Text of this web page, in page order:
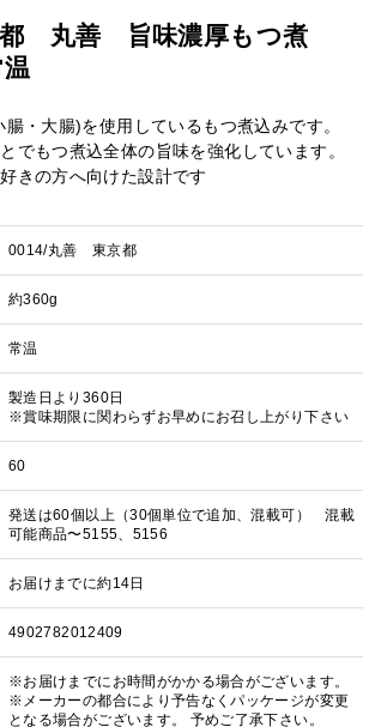
丸善 旨味濃厚もつ煮
・大腸)を使用しているもつ煮込みです。
でもつ煮込全体の旨味を強化しています。
きの方へ向けた設計です
0014/丸善 東京都
約360g
常温
製造日より360日
※賞味期限に関わらずお早めにお召し上がり下さい
60
発送は60個以上（30個単位で追加、混載可） 混載
可能商品〜5155、5156
お届けまでに約14日
4902782012409
※お届けまでにお時間がかかる場合がございます。
※メーカーの都合により予告なくパッケージが変更
となる場合がございます。 予めご了承下さい。